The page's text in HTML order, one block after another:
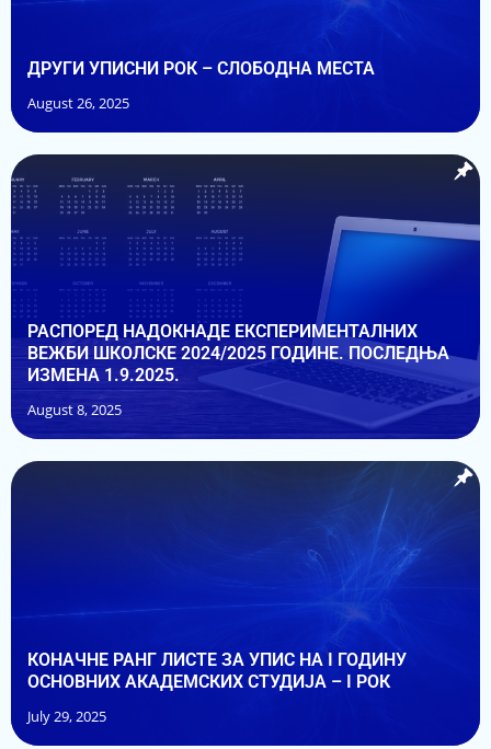
ДРУГИ УПИСНИ РОК – СЛОБОДНА МЕСТА
August 26, 2025
РАСПОРЕД НАДОКНАДЕ EКСПЕРИМЕНТАЛНИХ
ВЕЖБИ ШКОЛСКЕ 2024/20​25 ГОДИНЕ. ПОСЛЕДЊА
ИЗМЕНА 1.9.2025.
August 8, 2025
КОНАЧНЕ РАНГ ЛИСТЕ ЗА УПИС НА I ГОДИНУ
ОСНОВНИХ АКАДЕМСКИХ СТУДИЈА – I РОК
July 29, 2025